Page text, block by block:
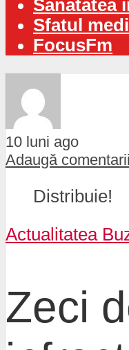
Sănătatea
Sfatul
FocusFm
10 luni ago
Adaugă comentarii
Distribuie!
Actualitatea
Zeci